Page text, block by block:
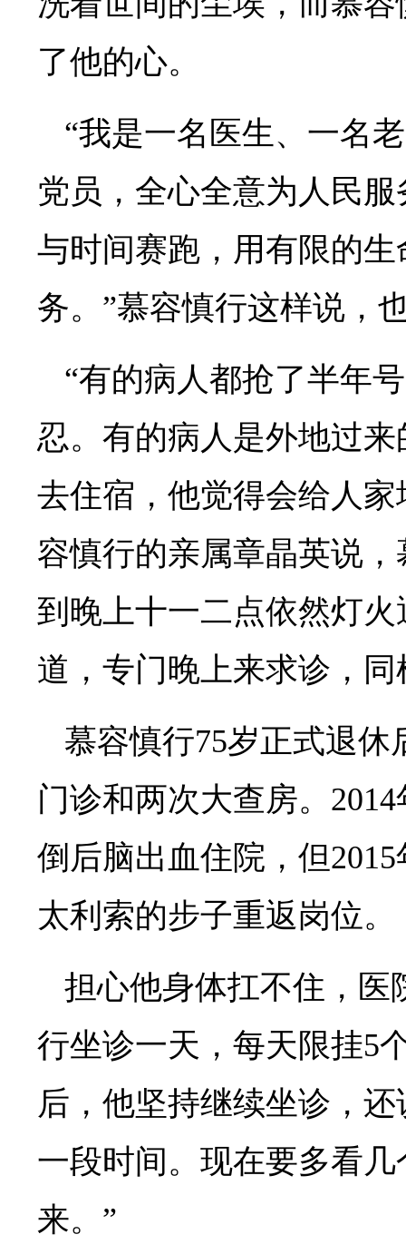
了他的心。
“我是一名医生、一名
党员，全心全意为人民
与时间赛跑，用有限的
务。”慕容慎行这样说，
“有的病人都抢了半年
忍。有的病人是外地过
去住宿，他觉得会给人
容慎行的亲属章晶英说
到晚上十一二点依然灯
道，专门晚上来求诊，
慕容慎行75岁正式退
门诊和两次大查房。
倒后脑出血住院，但
太利索的步子重返岗位。
担心他身体扛不住，医
行坐诊一天，每天限挂5
后，他坚持继续坐诊，
一段时间。现在要多看
来。”